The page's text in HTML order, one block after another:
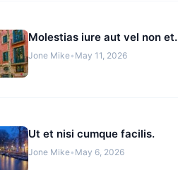
Molestias iure aut vel non et.
Jone Mike• May 11, 2026
Ut et nisi cumque facilis.
Jone Mike• May 6, 2026